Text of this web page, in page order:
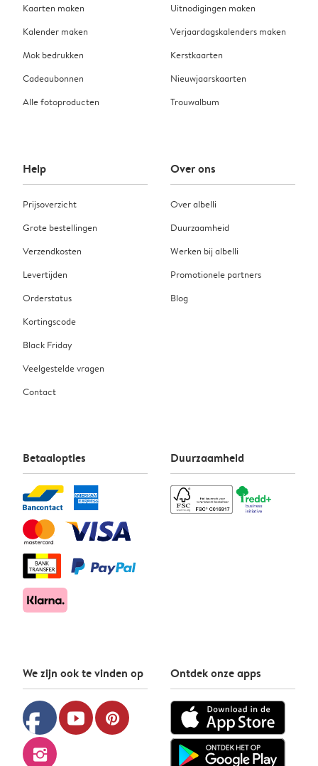
Kaarten maken
Kalender maken
Mok bedrukken
Cadeaubonnen
Alle fotoproducten
Uitnodigingen maken
Verjaardagskalenders maken
Kerstkaarten
Nieuwjaarskaarten
Trouwalbum
Help
Prijsoverzicht
Grote bestellingen
Verzendkosten
Levertijden
Orderstatus
Kortingscode
Black Friday
Veelgestelde vragen
Contact
Over ons
Over albelli
Duurzaamheid
Werken bij albelli
Promotionele partners
Blog
Betaalopties Duurzaamheid
We zijn ook te vinden op
facebook youtube pinterest
instagram
Ontdek onze apps